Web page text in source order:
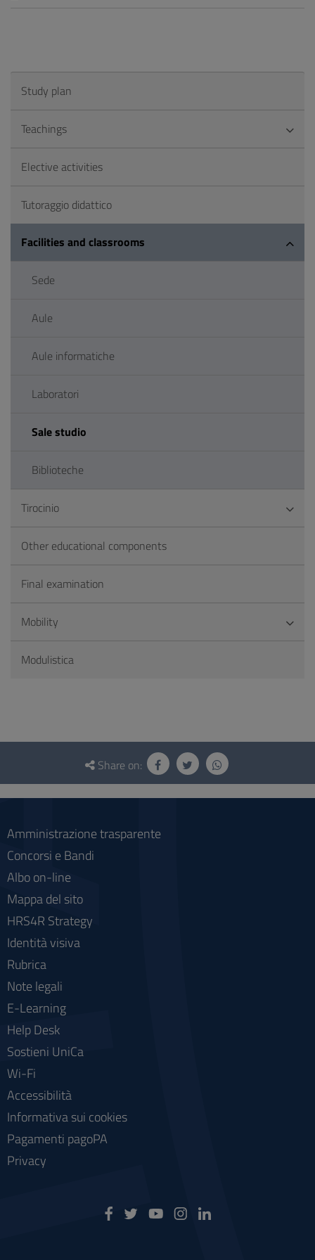
Study plan
Teachings
Elective activities
Tutoraggio didattico
Facilities and classrooms
Sede
Aule
Aule informatiche
Laboratori
Sale studio
Biblioteche
Tirocinio
Other educational components
Final examination
Mobility
Modulistica
Questionnaire
social
Share on:
Amministrazione trasparente
Concorsi e Bandi
Albo on-line
Mappa del sito
HRS4R Strategy
Identità visiva
Rubrica
Note legali
E-Learning
Help Desk
Sostieni UniCa
Wi-Fi
Accessibilità
Informativa sui cookies
Pagamenti pagoPA
Privacy